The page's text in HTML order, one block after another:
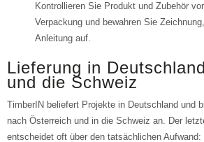
Kontrollieren Sie Produkt und Zubehör
Verpackung und bewahren Sie
Anleitung auf.
Lieferung in
und die Schweiz
TimberIN beliefert Projekte in Deutschland und
nach Österreich und in die Schweiz an. Der
entscheidet oft über den tatsächlichen Aufwand: